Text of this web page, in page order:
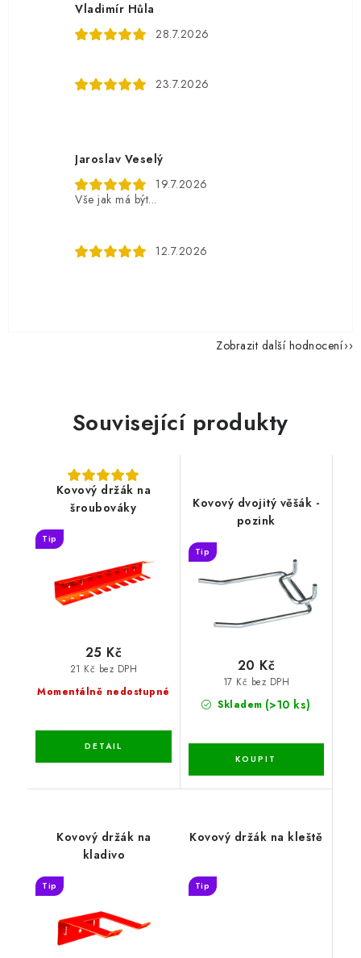
Vladimír Hůla
28.7.2026
23.7.2026
Jaroslav Veselý
19.7.2026
Vše jak má být...
12.7.2026
Zobrazit další hodnocení
Související produkty
Kovový držák na
šroubováky
Tip
Momentálně nedostupné
21 Kč bez DPH
25 Kč
Kovový dvojitý věšák -
pozink
Tip
Skladem (>10 ks)
17 Kč bez DPH
20 Kč
Kovový držák na
kladivo
Tip
Kovový držák na kleště
Tip